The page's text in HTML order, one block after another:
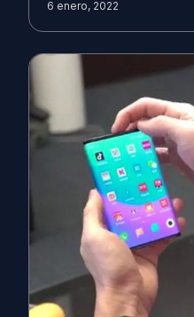
6 enero, 2022